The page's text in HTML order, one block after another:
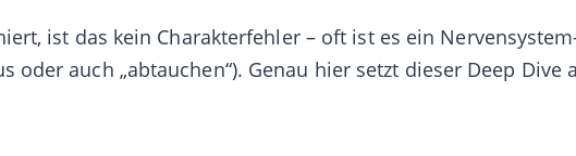
ist das kein Charakterfehler – oft ist es ein
auch „abtauchen“). Genau hier setzt dieser Deep Dive